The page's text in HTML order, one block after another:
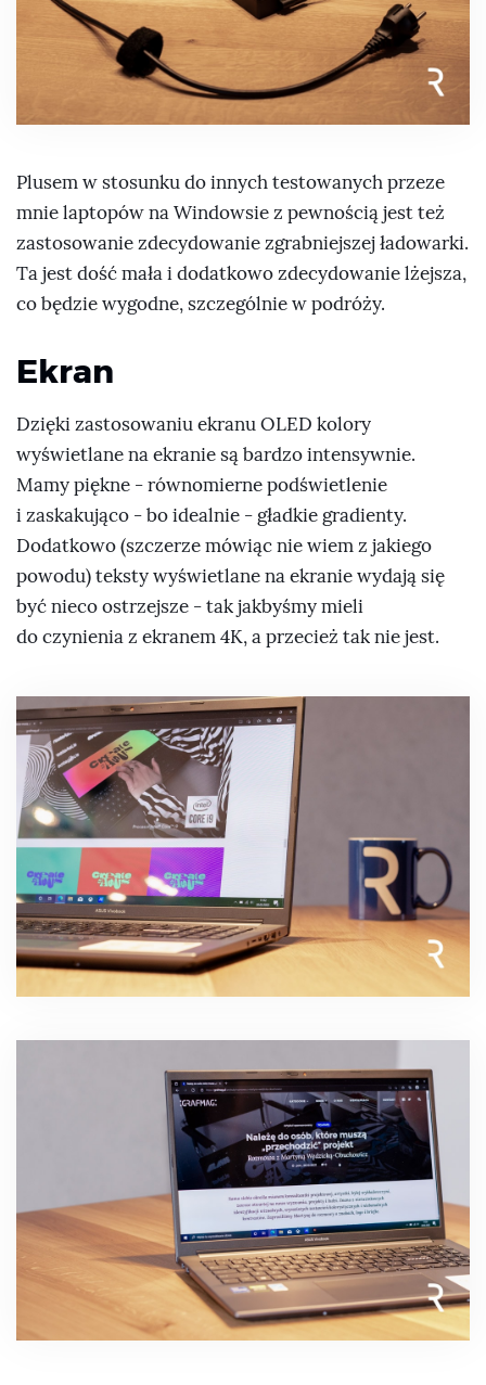
Plusem w stosunku do innych testowanych przeze
mnie laptopów na Windowsie z pewnością jest też
zastosowanie zdecydowanie zgrabniejszej ładowarki.
Ta jest dość mała i dodatkowo zdecydowanie lżejsza,
co będzie wygodne, szczególnie w podróży.
Ekran
Dzięki zastosowaniu ekranu OLED kolory
wyświetlane na ekranie są bardzo intensywnie.
Mamy piękne - równomierne podświetlenie
i zaskakująco - bo idealnie - gładkie gradienty.
Dodatkowo (szczerze mówiąc nie wiem z jakiego
powodu) teksty wyświetlane na ekranie wydają się
być nieco ostrzejsze - tak jakbyśmy mieli
do czynienia z ekranem 4K, a przecież tak nie jest.